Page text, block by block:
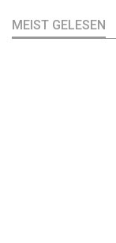
MEIST GELESEN